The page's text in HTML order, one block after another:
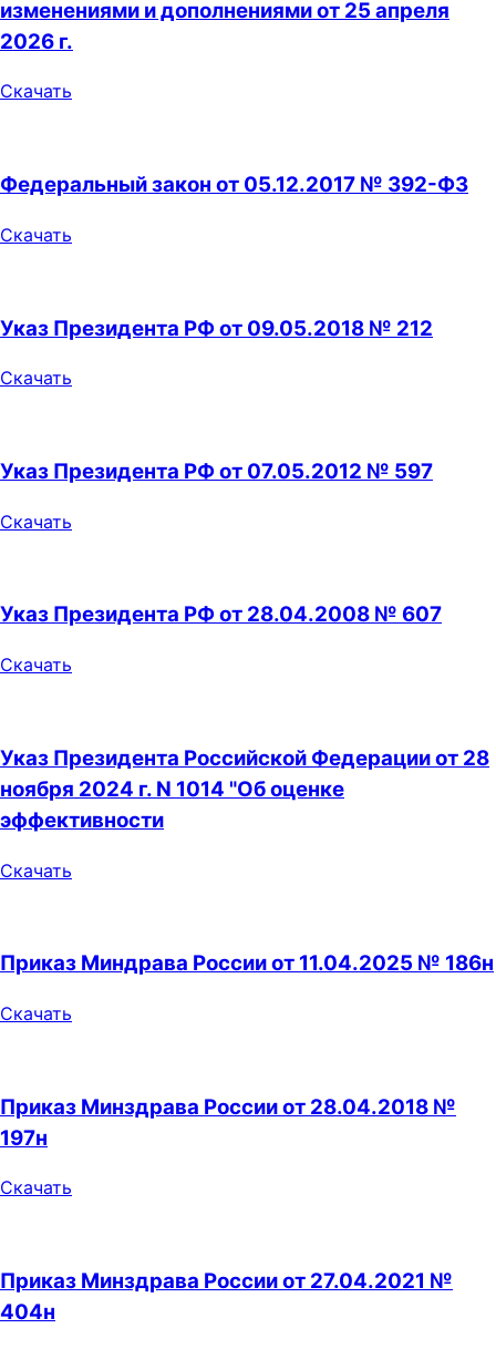
изменениями и дополнениями от 25 апреля
2026 г.
Скачать
Федеральный закон от 05.12.2017 № 392-ФЗ
Скачать
Указ Президента РФ от 09.05.2018 № 212
Скачать
Указ Президента РФ от 07.05.2012 № 597
Скачать
Указ Президента РФ от 28.04.2008 № 607
Скачать
Указ Президента Российской Федерации от 28
ноября 2024 г. N 1014 "Об оценке
эффективности
Скачать
Приказ Миндрава России от 11.04.2025 № 186н
Скачать
Приказ Минздрава России от 28.04.2018 №
197н
Скачать
Приказ Минздрава России от 27.04.2021 №
404н